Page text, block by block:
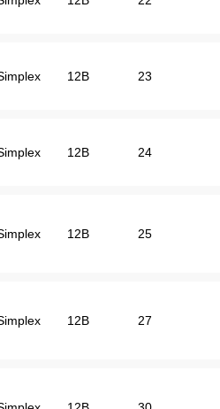
12B 23
12B 24
12B 25
12B 27